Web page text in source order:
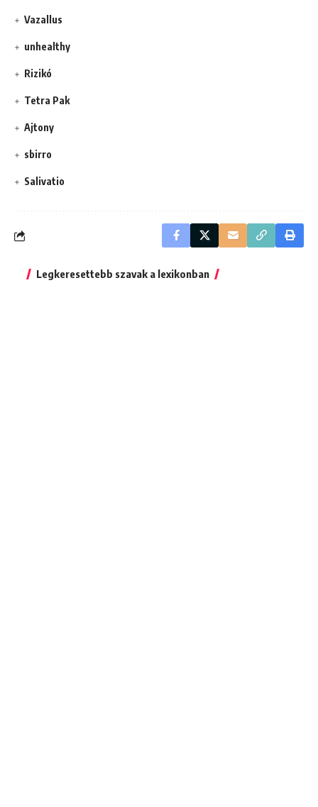
Vazallus
unhealthy
Rizikó
Tetra Pak
Ajtony
sbirro
Salivatio
Legkeresettebb szavak a lexikonban